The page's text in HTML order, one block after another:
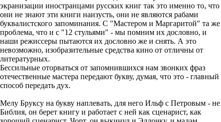
экранизации иностранцами русских книг так это именно то, что
они не знают эти книги наизусть, они не являются рабами
буквалистского запоминания. С "Мастером и Маргаритой" та же
проблема, что и с "12 стульями" - мы помним их дословно, и
наши режиссеры пытаются их дословно же и снять. А это
невозможно, изобразительные средства кино от отличны от
литературных.
Бессильные оторваться от запомнившихся нам звонких фраз
отечественные мастера передают букву, думая, что это - главный
способ передать дух.
Мелу Бруксу на букву наплевать, для него Ильф с Петровым - не
Библия, он берет книгу и работает с ней как сценарист, как